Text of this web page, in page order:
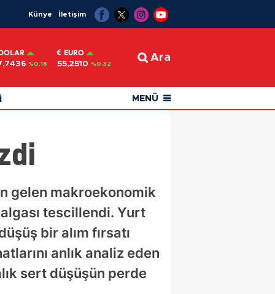
Künye İletişim
%0.18
EURO
55,2510 %0.32
Ara
MENÜ
gelen makroekonomik
tescillendi. Yurt
bir alım fırsatı
anlık analiz eden
sert düşüşün perde